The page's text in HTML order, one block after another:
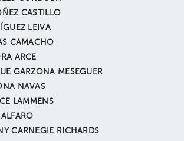
CASTILLO
LEIVA
CAMACHO
ARCE
GARZONA MESEGUER
NAVAS
LAMMENS
CARNEGIE RICHARDS